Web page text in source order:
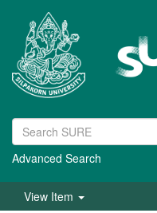
Advanced Search
View Item